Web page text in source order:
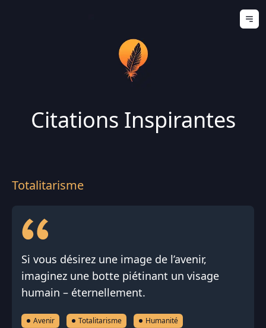
Citations Inspirantes
Totalitarisme
Si vous désirez une image de l’avenir,
imaginez une botte piétinant un visage
humain – éternellement.
Avenir Totalitarisme Humanité